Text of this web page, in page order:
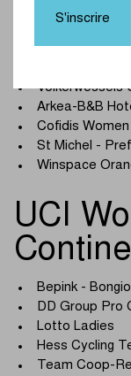
UCI
Volkerwessels
Arkea-B&B
Cofidis
St Michel -
Winspace
UCI
Bepink -
DD Group Pro
Lotto Ladies
Hess Cycling
Team Coop-
S'inscrire